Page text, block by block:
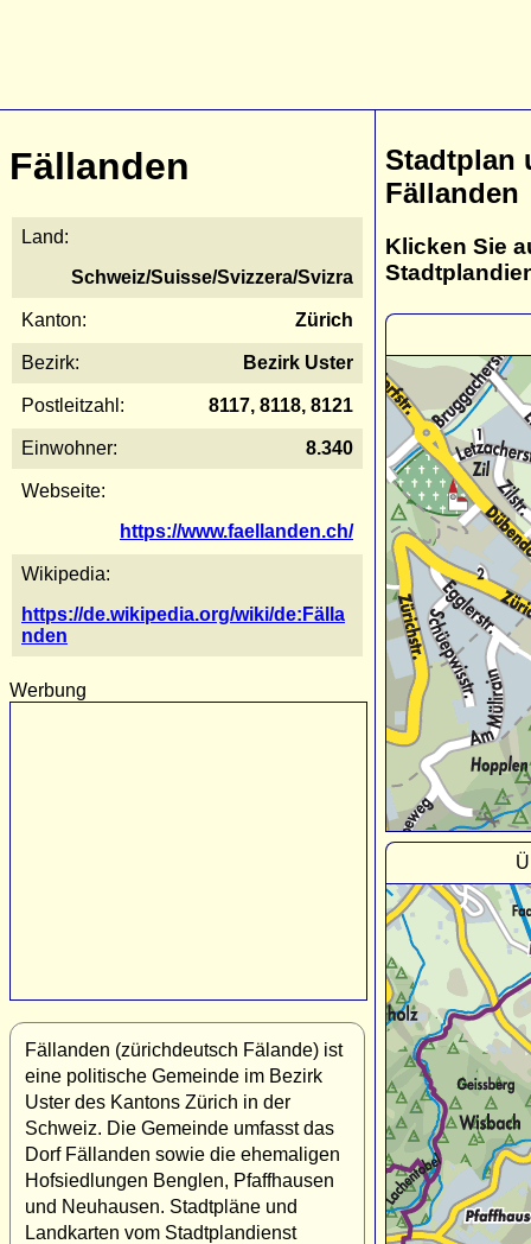
Fällanden
Land:
Schweiz/Suisse/Svizzera/Svizra
Kanton: Zürich
Bezirk: Bezirk Uster
Postleitzahl: 8117, 8118, 8121
Einwohner: 8.340
Webseite:
https://www.faellanden.ch/
Wikipedia:
https://de.wikipedia.org/wiki/de:Fälla
nden
Werbung
Fällanden (zürichdeutsch Fälande) ist
eine politische Gemeinde im Bezirk
Uster des Kantons Zürich in der
Schweiz. Die Gemeinde umfasst das
Dorf Fällanden sowie die ehemaligen
Hofsiedlungen Benglen, Pfaffhausen
und Neuhausen. Stadtpläne und
Landkarten vom Stadtplandienst
Stadtplan
Fällanden
Klicken Sie